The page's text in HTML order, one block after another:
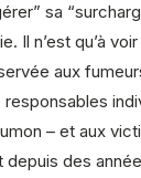
sa
Il n’est qu’à
aux
– et aux
depuis des